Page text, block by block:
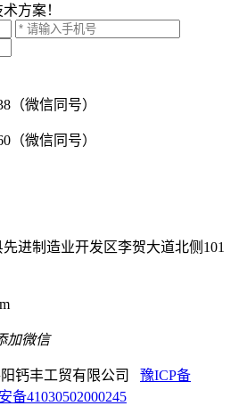
方案！
（微信同号）
（微信同号）
进制造业开发区李贺大道北侧101
加微信
阳钙丰工贸有限公司 豫ICP备
备41030502000245